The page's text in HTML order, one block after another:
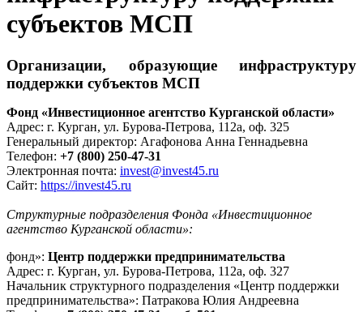
субъектов МСП
Организации, образующие инфраструктуру
поддержки субъектов МСП
Фонд «Инвестиционное агентство Курганской области»
Адрес: г. Курган, ул. Бурова-Петрова, 112а, оф. 325
Генеральный директор: Агафонова Анна Геннадьевна
Телефон: +7 (800) 250-47-31
Электронная почта: invest@invest45.ru
Сайт: https://invest45.ru
Структурные подразделения Фонда «Инвестиционное
агентство Курганской области»:
фонд»: Центр поддержки предпринимательства
Адрес: г. Курган, ул. Бурова-Петрова, 112а, оф. 327
Начальник структурного подразделения «Центр поддержки
предпринимательства»: Патракова Юлия Андреевна